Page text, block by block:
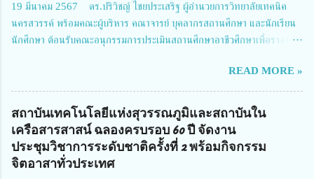
Richmond Stylish Convention Hotel จังหวัดนนทบุรี ดร.วิภารัตน์ ดีอ่อง
ผู้อำนวยการสำนักงานการวิจัยแห่งชาติ กล่าวว่า วช. ในฐานะหน่วยงานบริหาร
จัดการทุนวิจัยและนวัตกรรมได้เล็งเห็นถึงความสำคัญของกา...
19 มีนาคม 2567 ดร.ปริวิชญ์ ไชยประเสริฐ ผู้อำนวยการวิทยาลัยเทคนิค
นครสวรรค์ พร้อมคณะผู้บริหาร คณาจารย์ บุคลากรสถานศึกษา และนักเรียน
นักศึกษา ต้อนรับคณะอนุกรรมการประเมินสถานศึกษาอาชีวศึกษาเพื่อรางวัล
นายจักรภพ เนวะมาตย์ ผู้อำนวยการวิทยาลัยเทคนิคตาก ประธานคณะอนุกร
รมการฯ 1.นายวณิชา คณะใน ผู้ทรงคุณวุฒิ 2.นายภัทธาวุธ โพธา ผู้อำนวย
การวิทยาลัยสารพัดช่างกำแพงเพชร 3.นางสาวหัตถาภรณ์ เสาร์เรือน ผู้อำนวย
การวิทยาลัยการอาชีพบ้านตาก 4.นางเพ็ญศรี ขุนทอง ผู้อำนวยการวิทยาลัย
การอาชีพรัตนประสิทธิ์วิทย์ 5.นายธเนศ คงวังทอง ผู้อำนวยการวิทยาลัย
เกษตรและเทคโนโลยีพิจิตร 6.นายชัยณรงค์ คชมาตย์ ผู้อำนวยการวิทยาลัย
READ MORE »
สถาบันเทคโนโลยีแห่งสุวรรณภูมิและสถาบันใน
เครือสารสาสน์ ฉลองครบรอบ 60 ปี จัดงาน
ประชุมวิชาการระดับชาติครั้งที่ 2 พร้อมกิจกรรม
จิตอาสาทั่วประเทศ